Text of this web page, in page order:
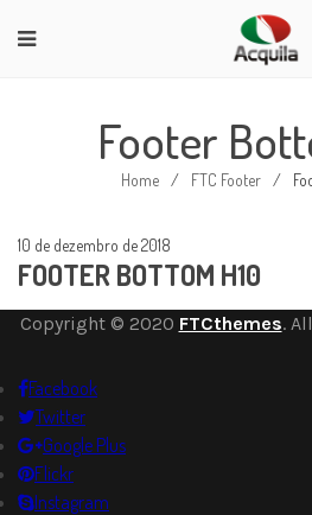
Footer
Home / FTC Footer /
10 de dezembro de 2018
FOOTER BOTTOM H10
Copyright © 2020 FTCthemes.
Facebook
Twitter
Google Plus
Flickr
Instagram